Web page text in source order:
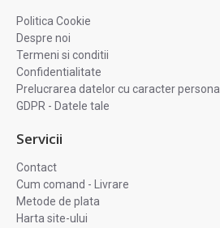
Politica Cookie
Despre noi
Termeni si conditii
Confidentialitate
Prelucrarea datelor cu caracter personal
GDPR - Datele tale
Servicii
Contact
Cum comand - Livrare
Metode de plata
Harta site-ului